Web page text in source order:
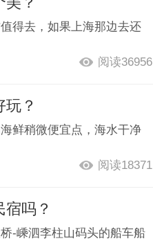
得去，如果上海那边去还
阅读36956
？
鲜稍微便宜点，海水干净
阅读18371
吗？
-嵊泗李柱山码头的船车船